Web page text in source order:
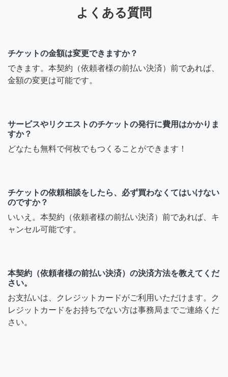
よくある質問
チケットの金額は変更できますか？
できます。本契約（依頼者様の前払い決済）前であれば、
金額の変更は可能です。
サービスやリクエストのチケットの発行に費用はかかりま
すか？
どなたも無料で何枚でもつくることができます！
チケットの依頼相談をしたら、必ず買わなくてはいけない
のですか？
いいえ。本契約（依頼者様の前払い決済）前であれば、キ
ャンセル可能です。
本契約（依頼者様の前払い決済）の決済方法を教えてくだ
さい。
お支払いは、クレジットカードがご利用いただけます。ク
レジットカードをお持ちでない方は事務局までご連絡くだ
さい。